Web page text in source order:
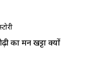
का मन खट्टा क्यों